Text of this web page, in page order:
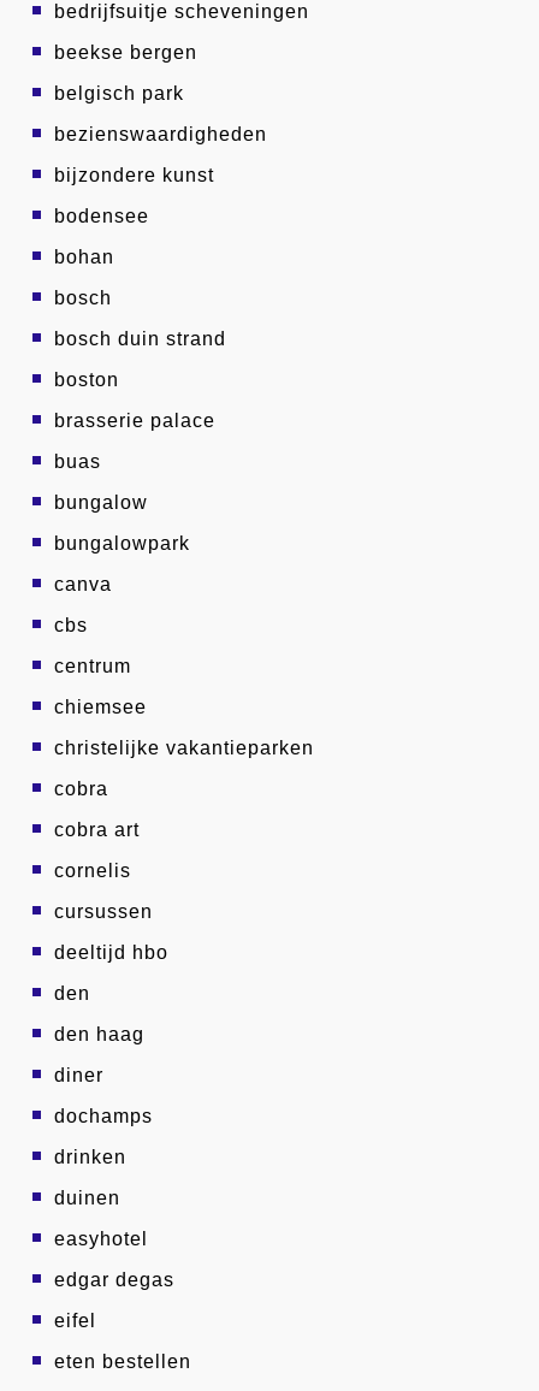
bedrijfsuitje scheveningen
beekse bergen
belgisch park
bezienswaardigheden
bijzondere kunst
bodensee
bohan
bosch
bosch duin strand
boston
brasserie palace
buas
bungalow
bungalowpark
canva
cbs
centrum
chiemsee
christelijke vakantieparken
cobra
cobra art
cornelis
cursussen
deeltijd hbo
den
den haag
diner
dochamps
drinken
duinen
easyhotel
edgar degas
eifel
eten bestellen